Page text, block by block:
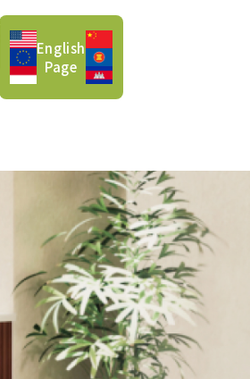
English
Page